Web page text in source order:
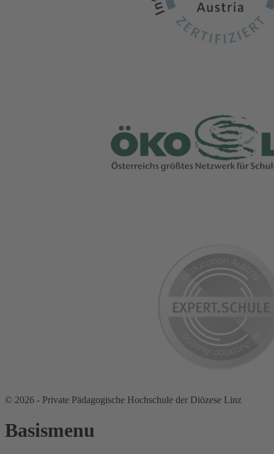
© 2026 - Private Pädagogische Hochschule der Diözese Linz
Basismenu